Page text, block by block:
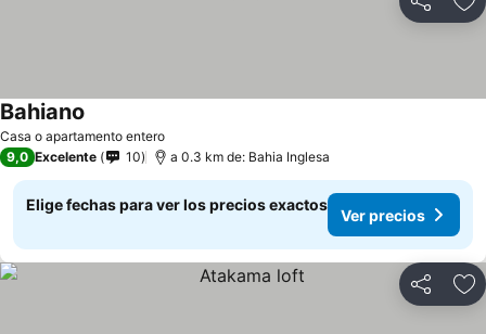
Compartir
Casa o apartamento entero
Bahiano
9,0 Excelente 10 a 0.3 km de: Bahia Inglesa
Elige fechas para ver los precios exactos
Ver precios
Compartir